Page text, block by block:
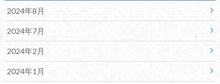
2024年8月
2024年7月
2024年2月
2024年1月